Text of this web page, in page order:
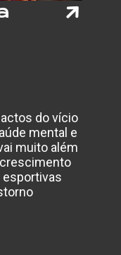
do vício
mental e
muito além
crescimento
esportivas